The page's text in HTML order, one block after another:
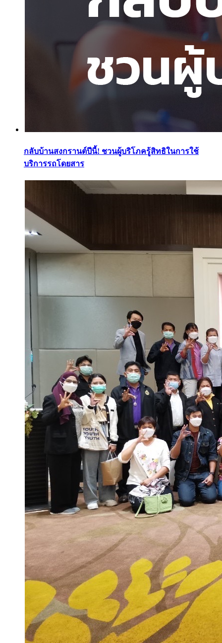
กลับบ้านสงกรานต์ปีนี้! ชวนผู้บริโภครู้สิทธิในการใช้
บริการรถโดยสาร